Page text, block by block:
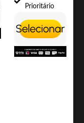
Prioritário
Selecionar